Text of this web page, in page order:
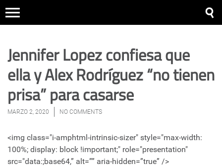
Jennifer Lopez confiesa que
ella y Alex Rodríguez “no tienen
prisa” para casarse
MARZO 2, 2020 NO COMMENTS
<img class="i-amphtml-intrinsic-sizer" style="max-width:
100%; display: block !important;" role="presentation"
src="data:;base64,” alt=”” aria-hidden=”true” />